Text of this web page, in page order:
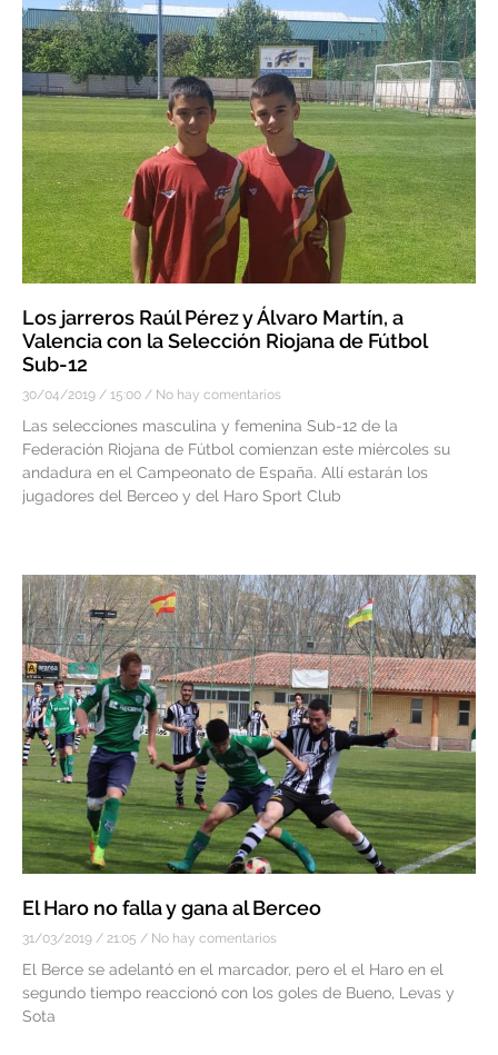
Los jarreros Raúl Pérez y Álvaro Martín, a
Valencia con la Selección Riojana de Fútbol
Sub-12
30/04/2019 15:00 No hay comentarios
Las selecciones masculina y femenina Sub-12 de la
Federación Riojana de Fútbol comienzan este miércoles su
andadura en el Campeonato de España. Allí estarán los
jugadores del Berceo y del Haro Sport Club
El Haro no falla y gana al Berceo
31/03/2019 21:05 No hay comentarios
El Berce se adelantó en el marcador, pero el el Haro en el
segundo tiempo reaccionó con los goles de Bueno, Levas y
Sota